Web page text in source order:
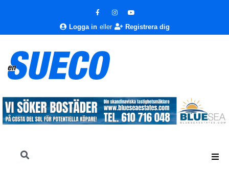
Logga in eller Registrera dig